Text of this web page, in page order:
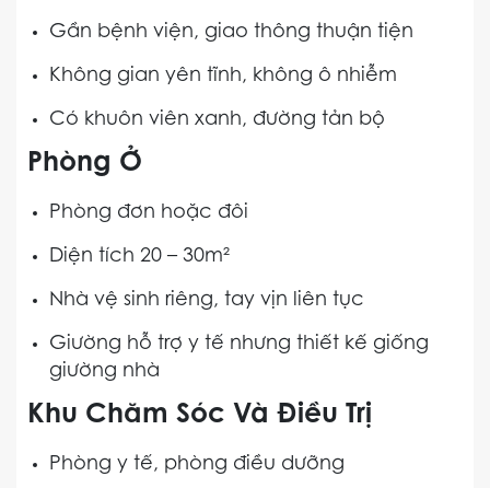
Gần bệnh viện, giao thông thuận tiện
Không gian yên tĩnh, không ô nhiễm
Có khuôn viên xanh, đường tản bộ
Phòng Ở
Phòng đơn hoặc đôi
Diện tích 20 – 30m²
Nhà vệ sinh riêng, tay vịn liên tục
Giường hỗ trợ y tế nhưng thiết kế giống
giường nhà
Khu Chăm Sóc Và Điều Trị
Phòng y tế, phòng điều dưỡng